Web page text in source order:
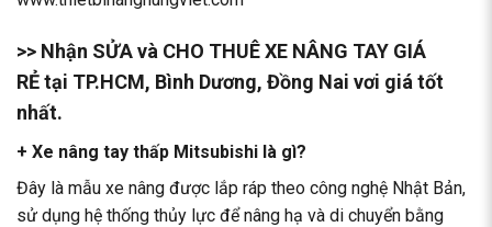
>> Nhận SỬA và CHO THUÊ XE NÂNG TAY GIÁ
RẺtại TP.HCM, Bình Dương, Đồng Nai vơi giá tốt
nhất.
+ Xe nâng tay thấp Mitsubishi là gì?
Đây là mẫu xe nâng được lắp ráp theo công nghệ Nhật Bản,
sử dụng hệ thống thủy lực để nâng hạ và di chuyển bằng